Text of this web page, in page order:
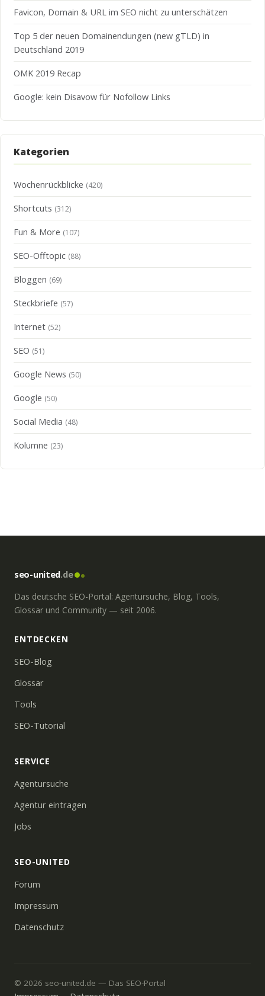
Favicon, Domain & URL im SEO nicht zu unterschätzen
Top 5 der neuen Domainendungen (new gTLD) in
Deutschland 2019
OMK 2019 Recap
Google: kein Disavow für Nofollow Links
Kategorien
Wochenrückblicke (420)
Shortcuts (312)
Fun & More (107)
SEO-Offtopic (88)
Bloggen (69)
Steckbriefe (57)
Internet (52)
SEO (51)
Google News (50)
Google (50)
Social Media (48)
Kolumne (23)
seo-united.de
Das deutsche SEO-Portal: Agentursuche, Blog, Tools,
Glossar und Community — seit 2006.
ENTDECKEN
SEO-Blog
Glossar
Tools
SEO-Tutorial
SERVICE
Agentursuche
Agentur eintragen
Jobs
SEO-UNITED
Forum
Impressum
Datenschutz
© 2026 seo-united.de — Das SEO-Portal